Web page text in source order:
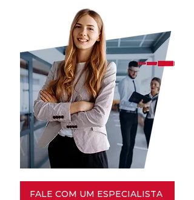
FALE COM UM ESPECIALISTA